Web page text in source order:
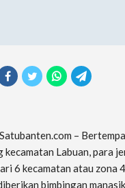
–
kecamatan Labuan, para
6 kecamatan atau zona
bimbingan